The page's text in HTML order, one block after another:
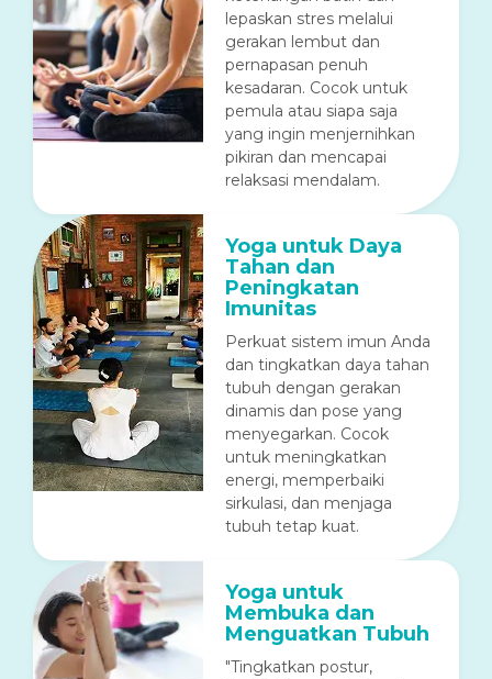
lepaskan stres melalui
gerakan lembut dan
pernapasan penuh
kesadaran. Cocok untuk
pemula atau siapa saja
yang ingin menjernihkan
pikiran dan mencapai
relaksasi mendalam.
Yoga untuk Daya
Tahan dan
Peningkatan
Imunitas
Perkuat sistem imun Anda
dan tingkatkan daya tahan
tubuh dengan gerakan
dinamis dan pose yang
menyegarkan. Cocok
untuk meningkatkan
energi, memperbaiki
sirkulasi, dan menjaga
tubuh tetap kuat.
Yoga untuk
Membuka dan
Menguatkan Tubuh
"Tingkatkan postur,